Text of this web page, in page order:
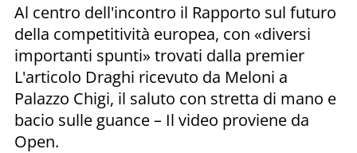
Al centro dell'incontro il Rapporto sul futuro
della competitività europea, con «diversi
importanti spunti» trovati dalla premier
L'articolo Draghi ricevuto da Meloni a
Palazzo Chigi, il saluto con stretta di mano e
bacio sulle guance – Il video proviene da
Open.